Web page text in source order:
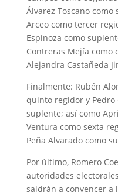
Álvarez Toscano
Arceo como tercer
Espinoza como
Contreras Mejía como
Alejandra Castañeda
Finalmente: Rubén
quinto regidor y Pedro
suplente; así como
Ventura como sexta
Peña Alvarado como
Por último, Romero
autoridades
saldrán a convencer a